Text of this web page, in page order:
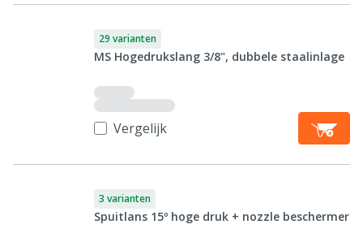
29 varianten
MS Hogedrukslang 3/8", dubbele staalinlage
Vergelijk
3 varianten
Spuitlans 15º hoge druk + nozzle beschermer